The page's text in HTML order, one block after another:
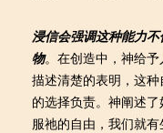
浸信会强调这种能力
物。在创造中，神给
描述清楚的表明，这
的选择负责。神阐述
服祂的自由，我们就